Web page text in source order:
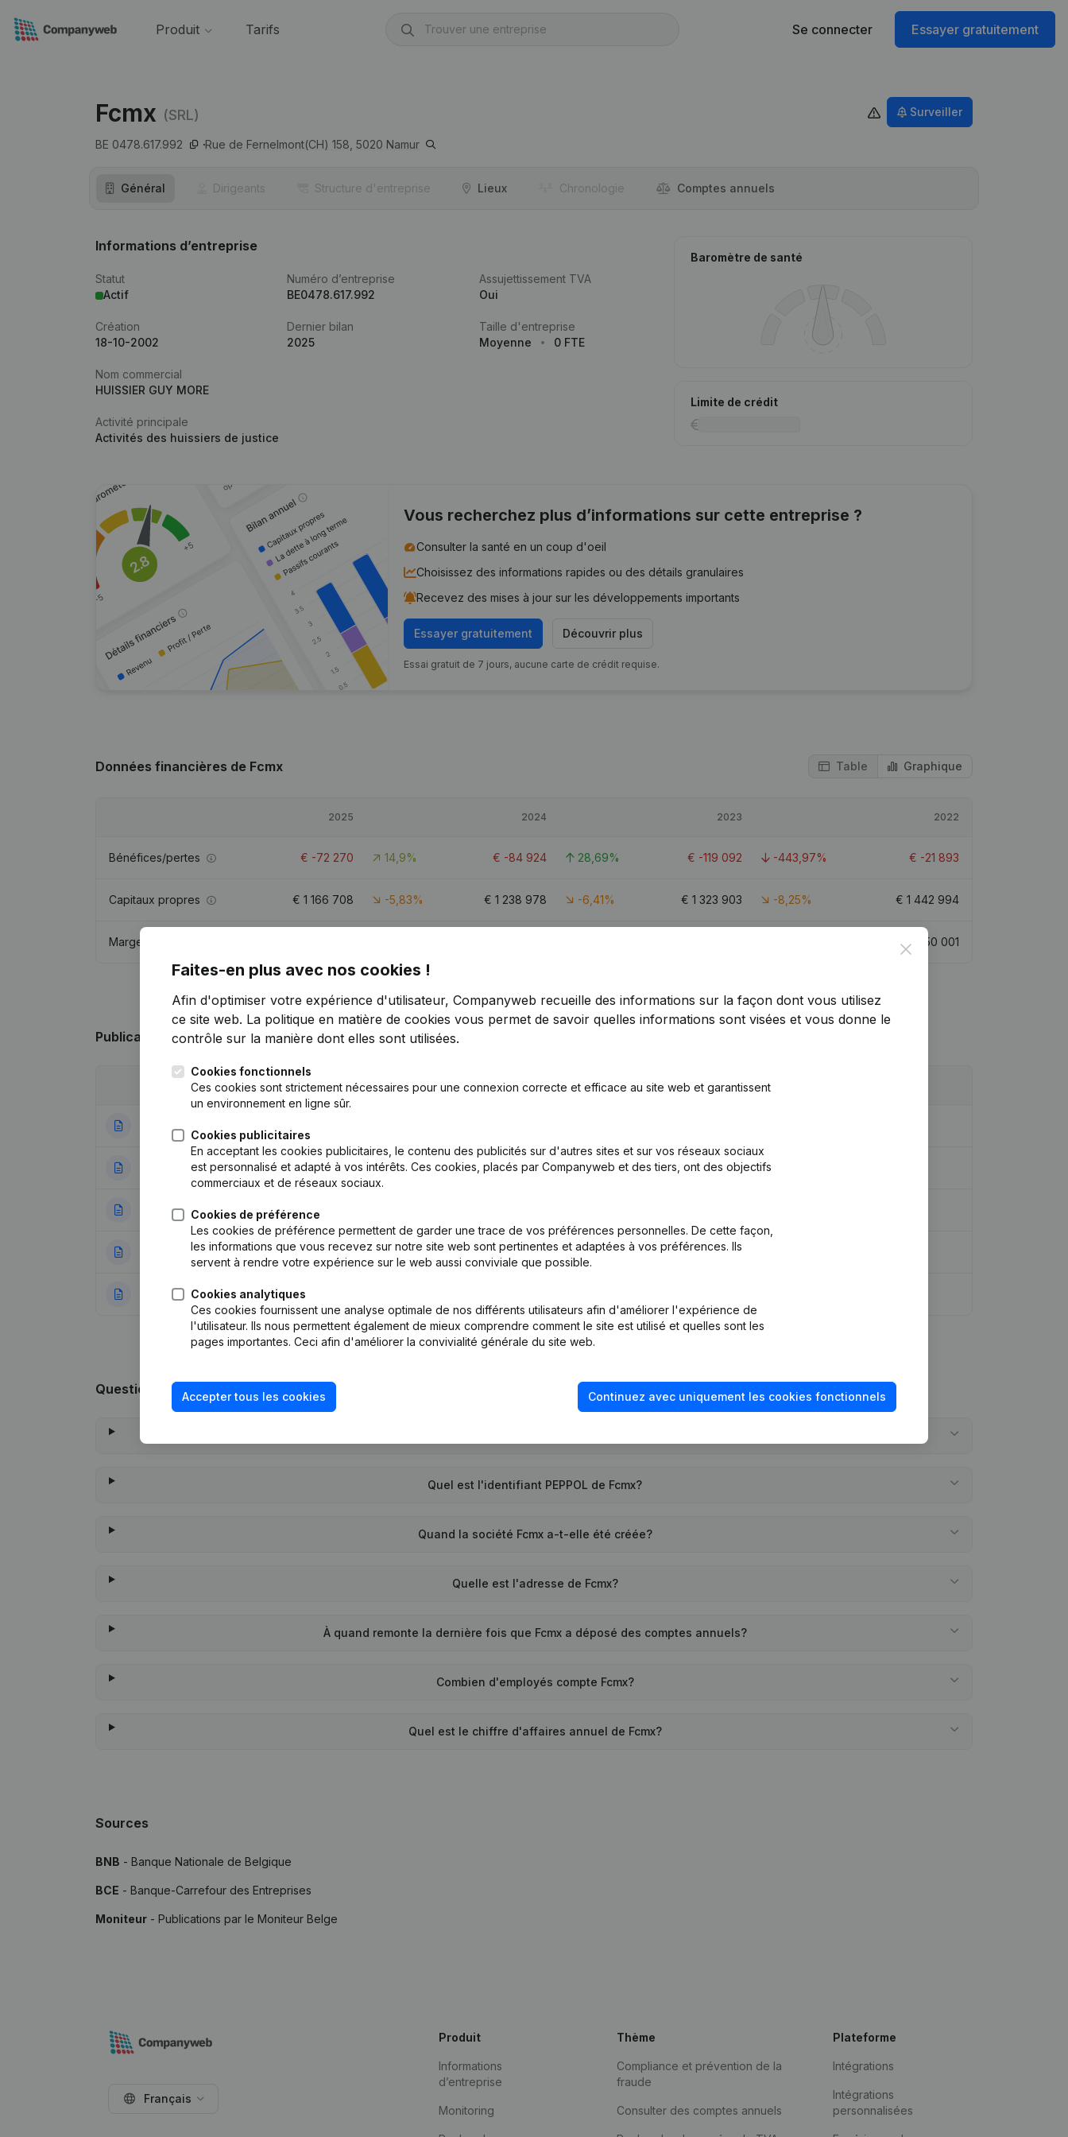
Produit Tarifs Se connecter Essayer gratuitement
Fcmx (SRL)
BE 0478.617.992 Rue de Fernelmont(CH) 158, 5020 Namur
Surveiller
Général Dirigeants Structure d'entreprise Lieux Chronologie Comptes annuels
Informations d’entreprise
Statut
Actif
Numéro d’entreprise
BE0478.617.992
Assujettissement TVA
Oui
Création
18-10-2002
Dernier bilan
2025
Taille d'entreprise
Moyenne
0 FTE
Nom commercial
HUISSIER GUY MORE
Activité principale
Activités des huissiers de justice
Baromètre de santé
Limite de crédit
Vous recherchez plus d’informations sur cette entreprise ?
Consulter la santé en un coup d'oeil
Choisissez des informations rapides ou des détails granulaires
Recevez des mises à jour sur les développements importants
Essayer gratuitement Découvrir plus
Essai gratuit de 7 jours, aucune carte de crédit requise.
Données financières de Fcmx Table Graphique
2025 2024 2023 2022
Bénéfices/pertes € -72 270 14,9% € -84 924 28,69% € -119 092 -443,97% € -21 893
Capitaux propres € 1 166 708 -5,83% € 1 238 978 -6,41% € 1 323 903 -8,25% € 1 442 994
Marge brute 50 001
Publicationsde Fcmx
Publication
12-05-2023 Denomination - Siège Social
03-02-2021 Modification Forme Juridique - Denomination - But - Demissions, Nominations - Assemblée générale
23-08-2012 Siège Social
28-10-2002 Constitution
Questions fréquemment posées
Quel est l'identifiant PEPPOL de Fcmx?
Quand la société Fcmx a-t-elle été créée?
Quelle est l'adresse de Fcmx?
À quand remonte la dernière fois que Fcmx a déposé des comptes annuels?
Combien d'employés compte Fcmx?
Quel est le chiffre d'affaires annuel de Fcmx?
Sources
BNB - Banque Nationale de Belgique
BCE - Banque-Carrefour des Entreprises
Moniteur - Publications par le Moniteur Belge
Close
Faites-en plus avec nos cookies !
Afin d'optimiser votre expérience d'utilisateur, Companyweb recueille des informations sur la façon dont vous utilisez
ce site web. La politique en matière de cookies vous permet de savoir quelles informations sont visées et vous donne le
contrôle sur la manière dont elles sont utilisées.
Cookies fonctionnels
Ces cookies sont strictement nécessaires pour une connexion correcte et efficace au site web et garantissent
un environnement en ligne sûr.
Cookies publicitaires
En acceptant les cookies publicitaires, le contenu des publicités sur d'autres sites et sur vos réseaux sociaux
est personnalisé et adapté à vos intérêts. Ces cookies, placés par Companyweb et des tiers, ont des objectifs
commerciaux et de réseaux sociaux.
Cookies de préférence
Les cookies de préférence permettent de garder une trace de vos préférences personnelles. De cette façon,
les informations que vous recevez sur notre site web sont pertinentes et adaptées à vos préférences. Ils
servent à rendre votre expérience sur le web aussi conviviale que possible.
Cookies analytiques
Ces cookies fournissent une analyse optimale de nos différents utilisateurs afin d'améliorer l'expérience de
l'utilisateur. Ils nous permettent également de mieux comprendre comment le site est utilisé et quelles sont les
pages importantes. Ceci afin d'améliorer la convivialité générale du site web.
Accepter tous les cookies Continuez avec uniquement les cookies fonctionnels
Français
Produit
Informations
d’entreprise
Monitoring
Thème
Compliance et prévention de la
fraude
Consulter des comptes annuels
Plateforme
Intégrations
Intégrations
personnalisées